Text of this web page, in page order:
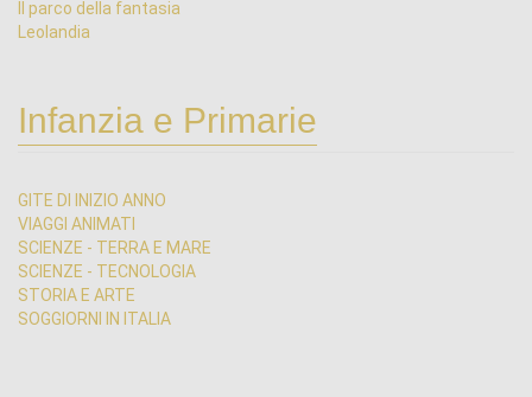
Il parco della fantasia
Leolandia
Infanzia e Primarie
GITE DI INIZIO ANNO
VIAGGI ANIMATI
SCIENZE - TERRA E MARE
SCIENZE - TECNOLOGIA
STORIA E ARTE
SOGGIORNI IN ITALIA